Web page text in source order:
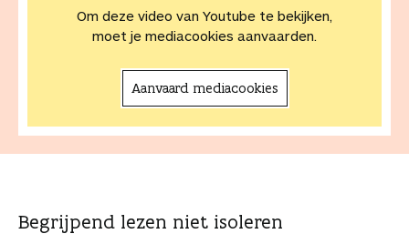
Om deze video van Youtube te bekijken,
moet je mediacookies aanvaarden.
Aanvaard mediacookies
Begrijpend lezen niet isoleren